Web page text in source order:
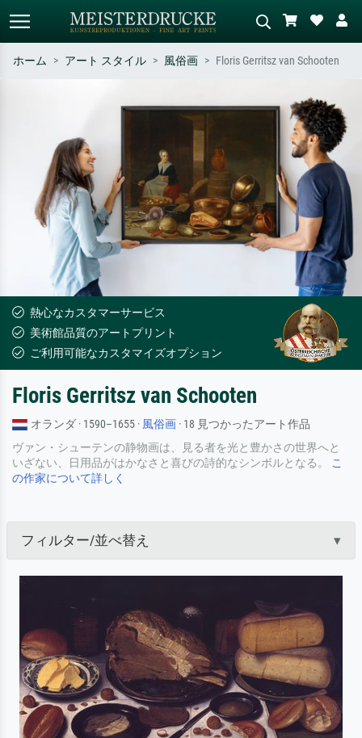
– 例：モネ、星月夜、印象派、北
斎の波、ヌード。
シーンを説明してください – 例：
緑の草原、赤の多い抽象画、暗い
油絵、木のそばの立ち姿のヌー
ホーム アート スタイル 風俗画 Floris Gerritsz van Schooten
熱心なカスタマーサービス
美術館品質のアートプリント
ご利用可能なカスタマイズオプション
Floris Gerritsz van Schooten
オランダ · 1590–1655 · 風俗画 · 18 見つかったアート作品
ヴァン・シューテンの静物画は、見る者を光と豊かさの世界へと
いざない、日用品がはかなさと喜びの詩的なシンボルとなる。
こ
の作家について詳しく
フィルター/並べ替え